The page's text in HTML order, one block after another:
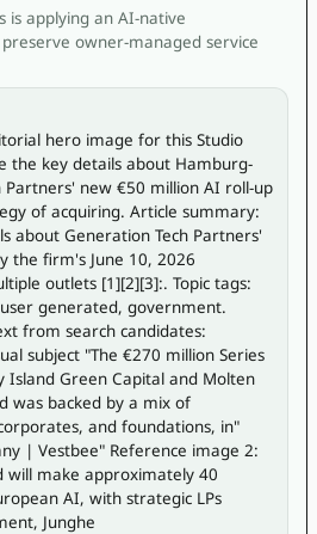
is applying an AI-native
owner-managed service
hero image for this Studio
the key details about Hamburg-
Partners' new €50 million AI roll-up
of acquiring. Article summary:
about Generation Tech Partners'
the firm's June 10, 2026
outlets [1][2][3]:. Topic tags:
generated, government.
from search candidates:
subject "The €270 million Series
Island Green Capital and Molten
was backed by a mix of
and foundations, in"
| Vestbee" Reference image 2:
will make approximately 40
AI, with strategic LPs
Junghe